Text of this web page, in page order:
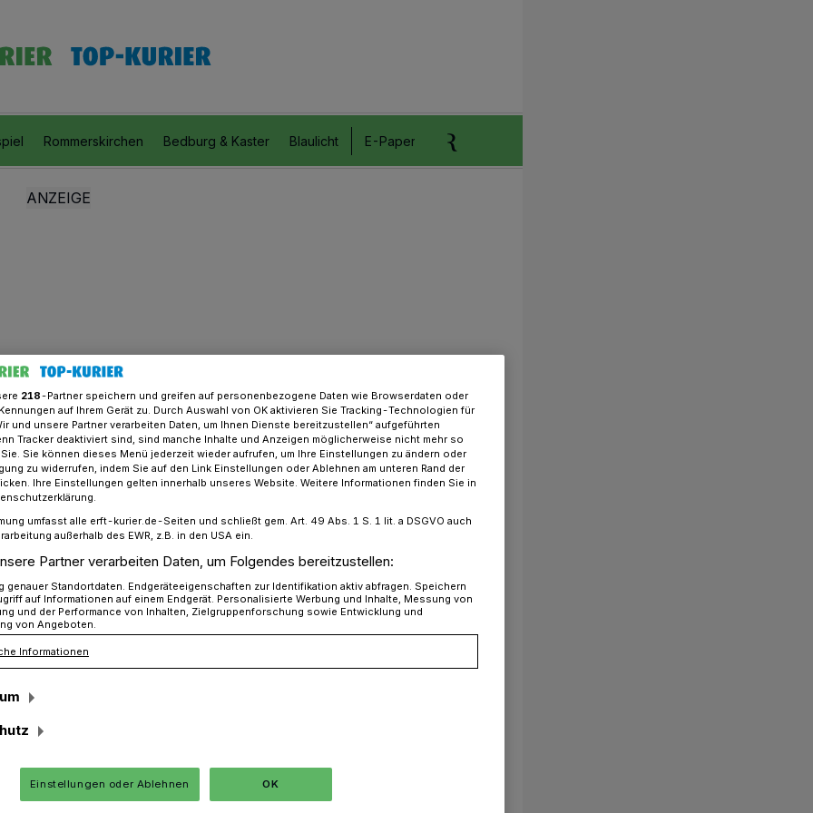
Rommerskirchen Bedburg & Kaster Blaulicht E-Paper Anzeigen aufgeben
Tag gegen Gewalt an Frauen
an Frauen
Kampagne
Tag gegen Gewalt an Frauen findet
Dieser ist gleichzeitig Auftakt zur
the World“. Aus diesem Anlass
im Rhein-Kreis mit einer
ein deutliches Zeichen gegen
218-Partner speichern und greifen auf personenbezogene Daten wie Browserdaten oder
auf Ihrem Gerät zu. Durch Auswahl von OK aktivieren Sie Tracking-Technologien für
und unsere Partner verarbeiten Daten, um Ihnen Dienste bereitzustellen“ aufgeführten
Tracker deaktiviert sind, sind manche Inhalte und Anzeigen möglicherweise nicht mehr so
Sie können dieses Menü jederzeit wieder aufrufen, um Ihre Einstellungen zu ändern oder
zu widerrufen, indem Sie auf den Link Einstellungen oder Ablehnen am unteren Rand der
Ihre Einstellungen gelten innerhalb unseres Website. Weitere Informationen finden Sie in
umfasst alle erft-kurier.de-Seiten und schließt gem. Art. 49 Abs. 1 S. 1 lit. a DSGVO auch
außerhalb des EWR, z.B. in den USA ein.
Partner verarbeiten Daten, um Folgendes bereitzustellen:
genauer Standortdaten. Endgeräteeigenschaften zur Identifikation aktiv abfragen. Speichern
auf Informationen auf einem Endgerät. Personalisierte Werbung und Inhalte, Messung von
und der Performance von Inhalten, Zielgruppenforschung sowie Entwicklung und
von Angeboten.
Informationen
Einstellungen oder Ablehnen OK